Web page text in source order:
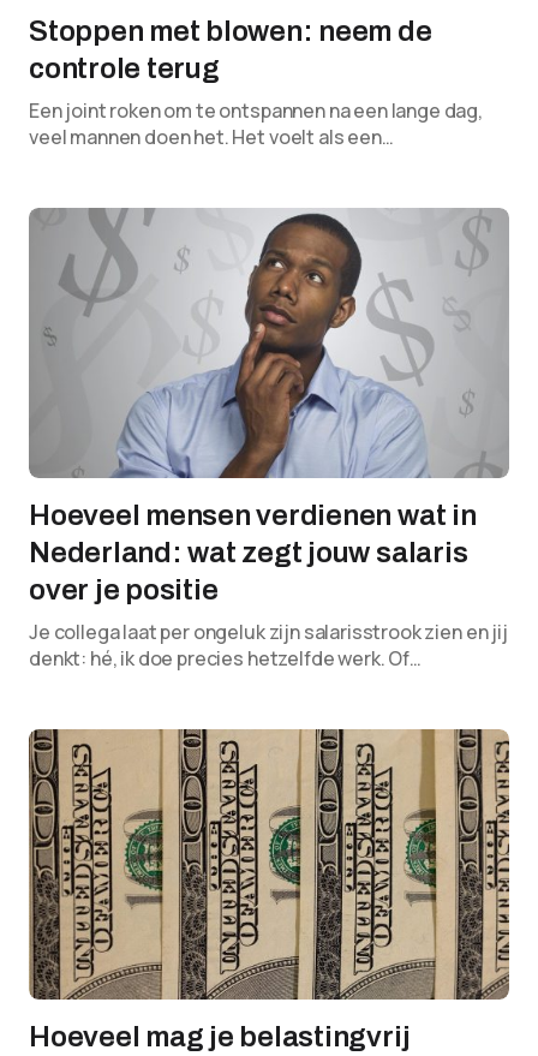
Stoppen met blowen: neem de
controle terug
Een joint roken om te ontspannen na een lange dag,
veel mannen doen het. Het voelt als een…
Hoeveel mensen verdienen wat in
Nederland: wat zegt jouw salaris
over je positie
Je collega laat per ongeluk zijn salarisstrook zien en jij
denkt: hé, ik doe precies hetzelfde werk. Of…
Hoeveel mag je belastingvrij